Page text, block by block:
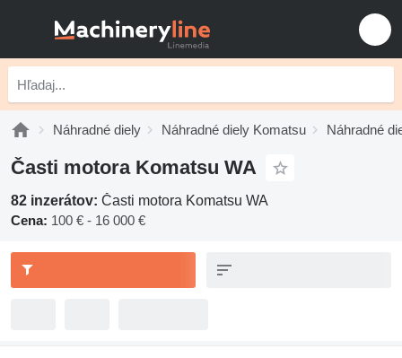
Náhradné diely Náhradné diely Komatsu Náhradné
Časti motora Komatsu WA
82 inzerátov: Časti motora Komatsu WA
Cena: 100 € - 16 000 €